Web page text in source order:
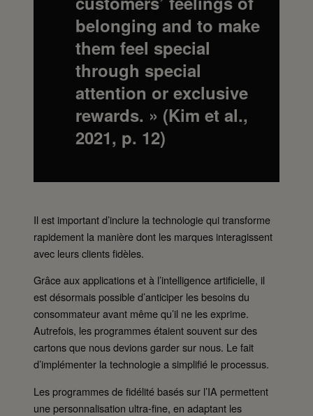
belonging and to make
them feel special
through special
attention or exclusive
rewards. » (Kim et al.,
2021, p. 12)
Il est important d’inclure la technologie qui transforme
rapidement la manière dont les marques interagissent
avec leurs clients fidèles.
Grâce aux applications et à l’intelligence artificielle, il
est désormais possible d’anticiper les besoins du
consommateur avant même qu’il ne les exprime.
Autrefois, les programmes étaient souvent sur des
cartons que nous devions garder sur nous. Le fait
d’implémenter la technologie a simplifié le processus.
Les programmes de fidélité basés sur l’IA permettent
une personnalisation ultra-fine, en adaptant les